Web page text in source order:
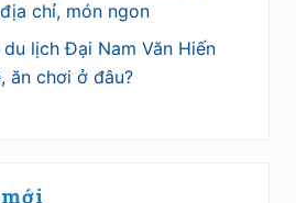
chỉ, món ngon
du lịch Đại Nam Văn Hiến
ăn chơi ở đâu?